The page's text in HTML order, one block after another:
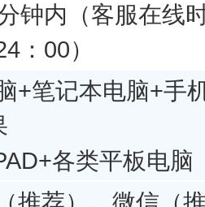
钟内（客服在线
：00）
+笔记本电脑+手
各类平板电脑